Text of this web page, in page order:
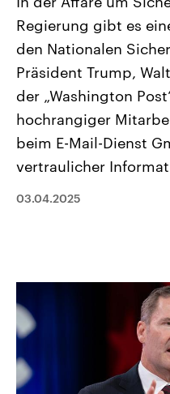
2026
Alle Informationen
Sachsen-Anhalt wählt am 6.
September 2026 einen
Landtag. Seit 2021 wird das
Bundesland von einer
CDU, SPD und FDP regiert.-
Umfragen, Prognosen,
Wahlprogramme, aktuelle
und Hintergründe zu den
Wahl.
Sendungen
Audio-Archiv
Regierung gibt es
den Nationalen
Präsident Trump,
der „Washington
hochrangiger
beim E-Mail-Dienst
vertraulicher
03.04.2025